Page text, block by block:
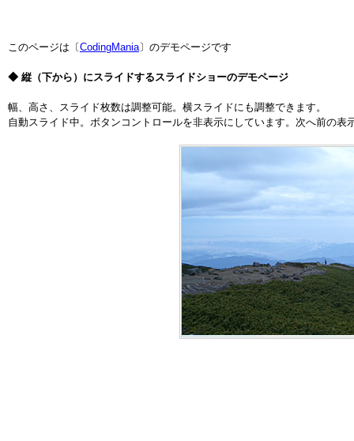
このページは〔CodingMania〕のデモページです
◆ 縦（下から）にスライドするスライドショーのデモページ
幅、高さ、スライド枚数は調整可能。横スライドにも調整できます。
自動スライド中。ボタンコントロールを非表示にしています。次へ前の表